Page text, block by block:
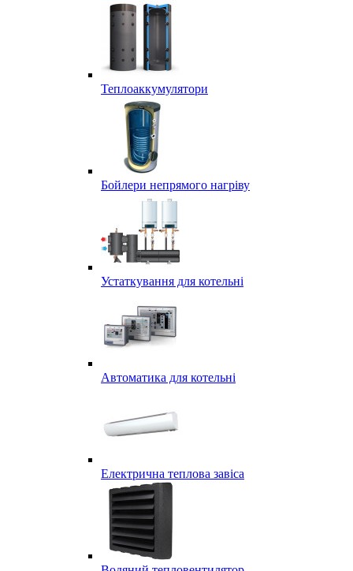
Теплоаккумулятори
Бойлери непрямого нагріву
Устаткування для котельні
Автоматика для котельні
Електрична теплова завіса